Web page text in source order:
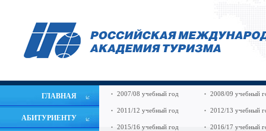
ГЛАВНАЯ
АБИТУРИЕНТУ
2007/08 учебный год 2008/09 учебный
2011/12 учебный год 2012/13 учебный
2015/16 учебный год 2016/17 учебный